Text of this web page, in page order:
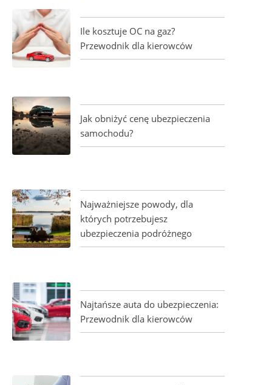
Ile kosztuje OC na gaz?
Przewodnik dla kierowców
Jak obniżyć cenę ubezpieczenia
samochodu?
Najważniejsze powody, dla
których potrzebujesz
ubezpieczenia podróżnego
Najtańsze auta do ubezpieczenia:
Przewodnik dla kierowców